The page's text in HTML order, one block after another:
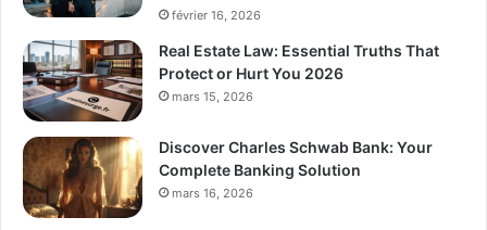
février 16, 2026
Real Estate Law: Essential Truths That
Protect or Hurt You 2026
mars 15, 2026
Discover Charles Schwab Bank: Your
Complete Banking Solution
mars 16, 2026